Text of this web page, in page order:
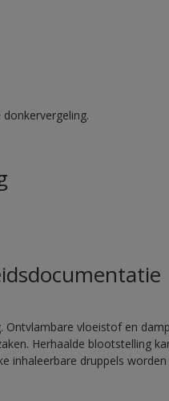
Ontvlambare vloeistof en
Herhaalde blootstelling
inhaleerbare druppels